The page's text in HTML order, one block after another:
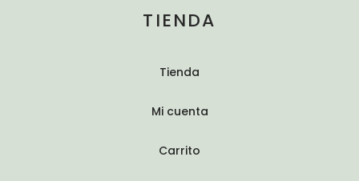
TIENDA
Tienda
Mi cuenta
Carrito